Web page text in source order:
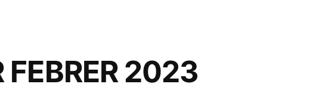
FEBRER 2023